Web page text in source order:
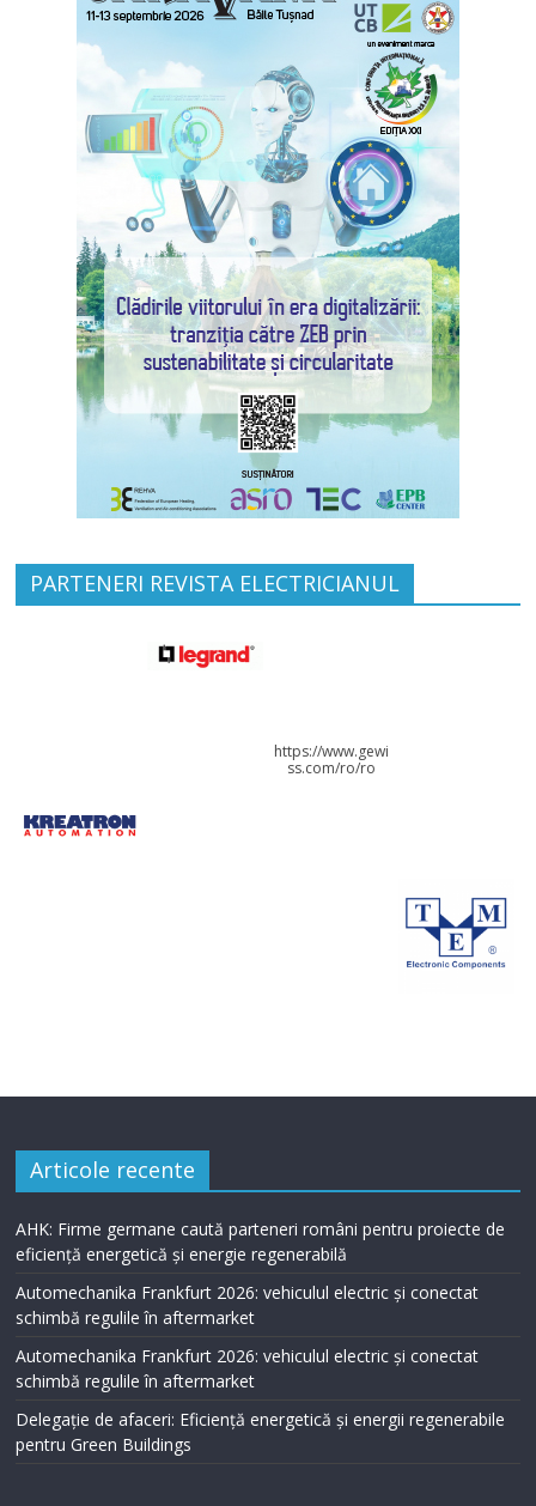
PARTENERI REVISTA ELECTRICIANUL
https://www.gewi
ss.com/ro/ro
Articole recente
AHK: Firme germane caută parteneri români pentru proiecte de
eficiență energetică și energie regenerabilă
Automechanika Frankfurt 2026: vehiculul electric și conectat
schimbă regulile în aftermarket
Automechanika Frankfurt 2026: vehiculul electric și conectat
schimbă regulile în aftermarket
Delegație de afaceri: Eficiență energetică și energii regenerabile
pentru Green Buildings